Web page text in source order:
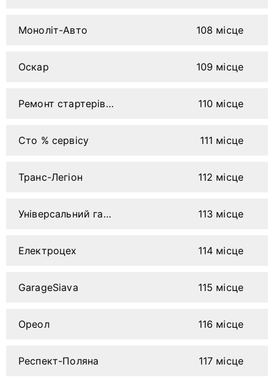
Моноліт-Авто 108 місце
Оскар 109 місце
Ремонт стартерів і генераторів на Щорса 110 місце
Сто % сервісу 111 місце
Транс-Легіон 112 місце
Універсальний гараж 113 місце
Електроцех 114 місце
GarageSiava 115 місце
Ореол 116 місце
Респект-Поляна 117 місце